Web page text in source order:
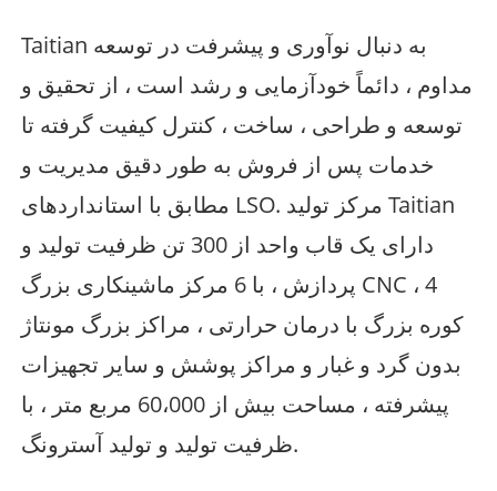
Taitian به دنبال نوآوری و پیشرفت در توسعه
مداوم ، دائماً خودآزمایی و رشد است ، از تحقیق و
توسعه و طراحی ، ساخت ، کنترل کیفیت گرفته تا
خدمات پس از فروش به طور دقیق مدیریت و
مطابق با استانداردهای LSO. مرکز تولید Taitian
دارای یک قاب واحد از 300 تن ظرفیت تولید و
پردازش ، با 6 مرکز ماشینکاری بزرگ CNC ، 4
کوره بزرگ با درمان حرارتی ، مراکز بزرگ مونتاژ
بدون گرد و غبار و مراکز پوشش و سایر تجهیزات
پیشرفته ، مساحت بیش از 60،000 مربع متر ، با
ظرفیت تولید و تولید آسترونگ.